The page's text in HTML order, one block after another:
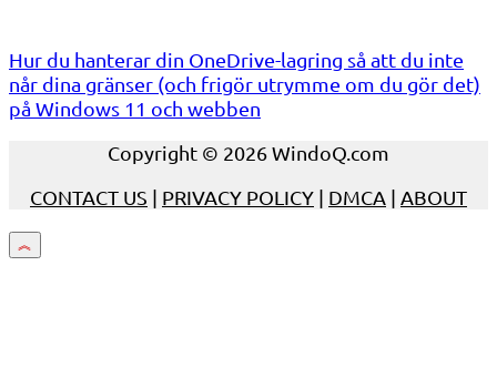
Hur du hanterar din OneDrive-lagring så att du inte
når dina gränser (och frigör utrymme om du gör det)
på Windows 11 och webben
Copyright © 2026 WindoQ.com
CONTACT US | PRIVACY POLICY | DMCA | ABOUT